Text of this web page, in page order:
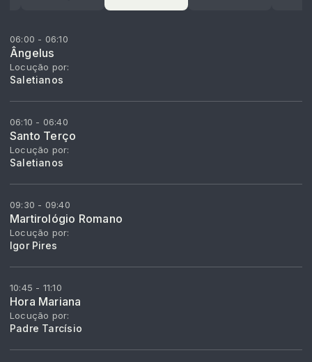
06:00 - 06:10
Ângelus
Locução por:
Saletianos
06:10 - 06:40
Santo Terço
Locução por:
Saletianos
09:30 - 09:40
Martirológio Romano
Locução por:
Igor Pires
10:45 - 11:10
Hora Mariana
Locução por:
Padre Tarcísio